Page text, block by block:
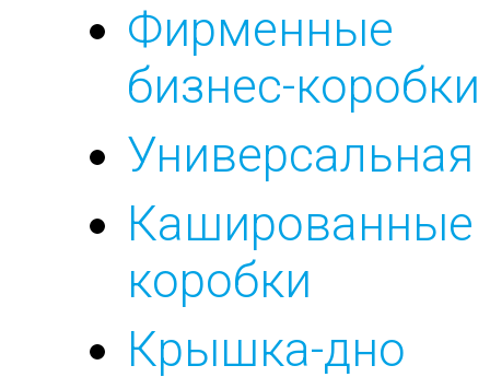
Фирменные
бизнес-коробки
Универсальная
Кашированные
коробки
Крышка-дно